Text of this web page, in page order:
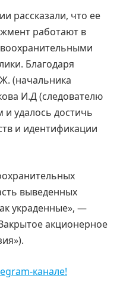
рассказали, что ее
работают в
Благодаря
(начальника
И.Д (следователю
удалось достичь
и идентификации
выведенных
украденные», —
акционерное
канале!